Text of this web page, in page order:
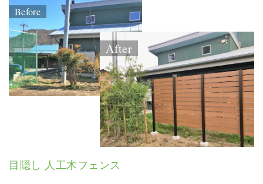
Before
After
目隠し 人工木フェンス